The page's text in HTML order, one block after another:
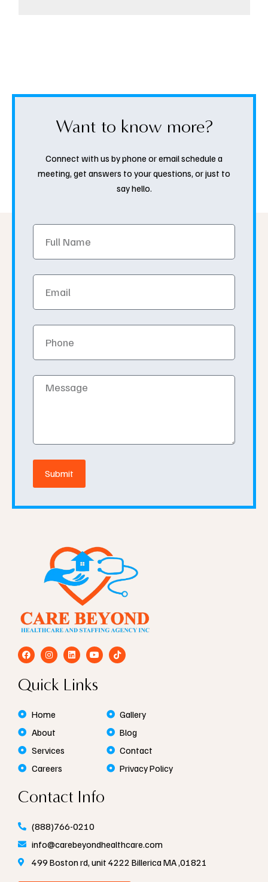
Want to know more?
Connect with us by phone or email schedule a
meeting, get answers to your questions, or just to
say hello.
Name
Submit
F
a
c
b
o
I
n
s
a
g
m
L
i
n
e
d
Y
o
u
u
b
T
i
k
Quick Links
Home
About
Services
Careers
Gallery
Blog
Contact
Privacy Policy
Contact Info
(888)766-0210
info@carebeyondhealthcare.com
499 Boston rd, unit 4222 Billerica MA ,01821